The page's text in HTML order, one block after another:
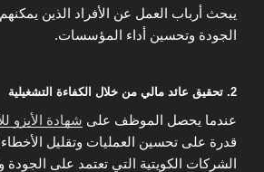
يبحث أرباب العمل عن الأفراد الذين
الجودة وتحسين أداء المؤسسات.
2. تحقيق عائد مالي من خلال الكفاءة التشغيلية
عندما يحصل الموظف على شهادة الأيزو
قدرة على تحسين العمليات وتقليل
الشركات الكويتية التي تعتمد على الجودة